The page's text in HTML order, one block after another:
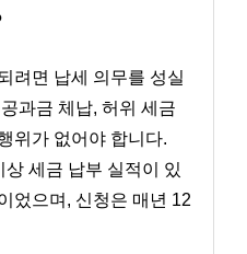
려면 납세 의무를 성실
과금 체납, 허위 세금
위가 없어야 합니다.
세금 납부 실적이 있
었으며, 신청은 매년 12